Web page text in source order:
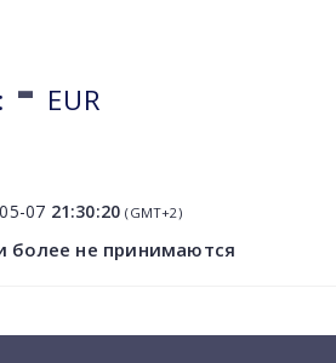
- EUR
07 21:30:20 (GMT+2)
более не принимаются